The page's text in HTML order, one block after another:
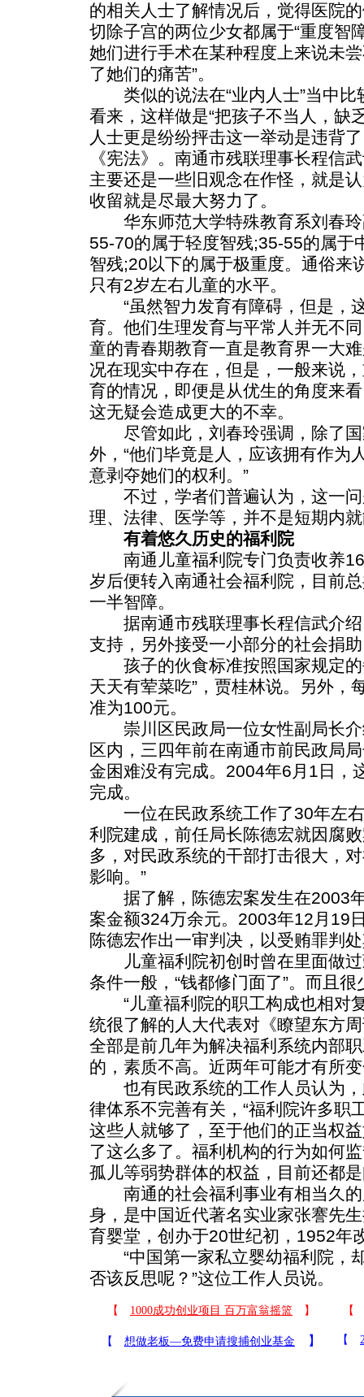
的相关人士了解情况后，觉得医院
切除子宫的两位少女都属于“重度智
她们进行手术在某种程度上来说未
了她们的痛苦”。
类似的说法在“业内人士”当中比
看来，这样做是“把孩子不当人，缺
人士更是纷纷抨击这一举动是违背
《宪法》。南通市残联理事长程信
主要还是一些旧观念在作怪，就是
收留就是尽最大努力了。
华东师范大学特殊教育系刘春玲
55-70的属于轻度智残;35-55的属于
智残;20以下的属于极重度。通俗来
只有2岁左右儿童的水平。
“虽然智力发育有障碍，但是，
育。他们生理发育与平常人并无不
童的青春期教育一直是教育界一大
况在现实中存在，但是，一般来说
育的情况，即便是从优生的角度来
这无疑会造成更大的不幸。
尽管如此，刘春玲强调，除了国
外，“他们毕竟是人，应该拥有作为
意剥夺她们的权利。”
不过，学者们普遍认为，这一问
理、法律、医学等，并不是短期内
有着悠久历史的福利院
南通儿童福利院专门负责收养16
岁后便转入南通社会福利院，目前
一半智障。
据南通市残联理事长程信武介绍
支持，另外接受一小部分的社会捐
孩子的伙食标准按照国家规定的
天天有荤菜吃”，贾桂林说。另外，
准为100元。
崇川区民政局一位女性副局长介
区内，三四年前在南通市前民政局
金困难没有完成。2004年6月1日，
完成。
一位在民政系统工作了30年左右
利院建成，前任局长陈德宏就因腐
多，对民政系统的干部打击很大，
影响。”
据了解，陈德宏案发生在2003
案金额324万余元。2003年12月19
陈德宏作出一审判决，以受贿罪判
儿童福利院初创时曾在里面做过
条件一般，“钱都修门面了”。而且
“儿童福利院的职工构成也相对
统很了解的人大代表对《瞭望东方
全部是前几年为解决福利系统内部
的，素质不高。近两年可能才有所
也有民政系统的工作人员认为，
律体系不完善有关，“福利院许多职
这些人就够了，至于他们的正当权
了这么多了。福利机构的行为如何
孤儿等弱势群体的权益，目前还都是
南通的社会福利事业有相当久的
身，是中国近代著名实业家张謇先
育婴堂，创办于20世纪初，1952年
“中国第一家私立婴幼福利院，
否该反思呢？”这位工作人员说。